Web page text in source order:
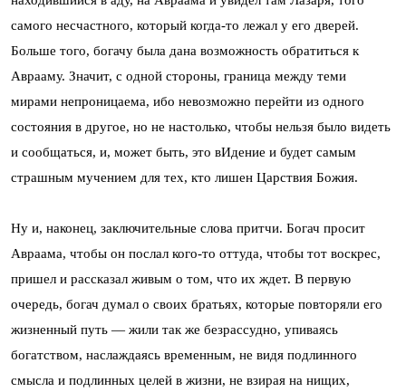
самого несчастного, который когда-то лежал у его дверей.
Больше того, богачу была дана возможность обратиться к
Аврааму. Значит, с одной стороны, граница между теми
мирами непроницаема, ибо невозможно перейти из одного
состояния в другое, но не настолько, чтобы нельзя было видеть
и сообщаться, и, может быть, это вИдение и будет самым
страшным мучением для тех, кто лишен Царствия Божия.
Ну и, наконец, заключительные слова притчи. Богач просит
Авраама, чтобы он послал кого-то оттуда, чтобы тот воскрес,
пришел и рассказал живым о том, что их ждет. В первую
очередь, богач думал о своих братьях, которые повторяли его
жизненный путь — жили так же безрассудно, упиваясь
богатством, наслаждаясь временным, не видя подлинного
смысла и подлинных целей в жизни, не взирая на нищих,